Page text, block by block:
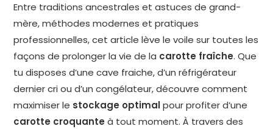
Entre traditions ancestrales et astuces de grand-
mère, méthodes modernes et pratiques
professionnelles, cet article lève le voile sur toutes les
façons de prolonger la vie de la carotte fraîche. Que
tu disposes d’une cave fraiche, d’un réfrigérateur
dernier cri ou d’un congélateur, découvre comment
maximiser le stockage optimalpour profiter d’une
carotte croquante à tout moment. À travers des